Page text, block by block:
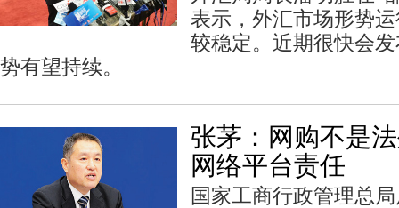
表示，外汇市场形势
较稳定。近期很快会
势有望持续。
张茅：网购不是
网络平台责任
国家工商行政管理总